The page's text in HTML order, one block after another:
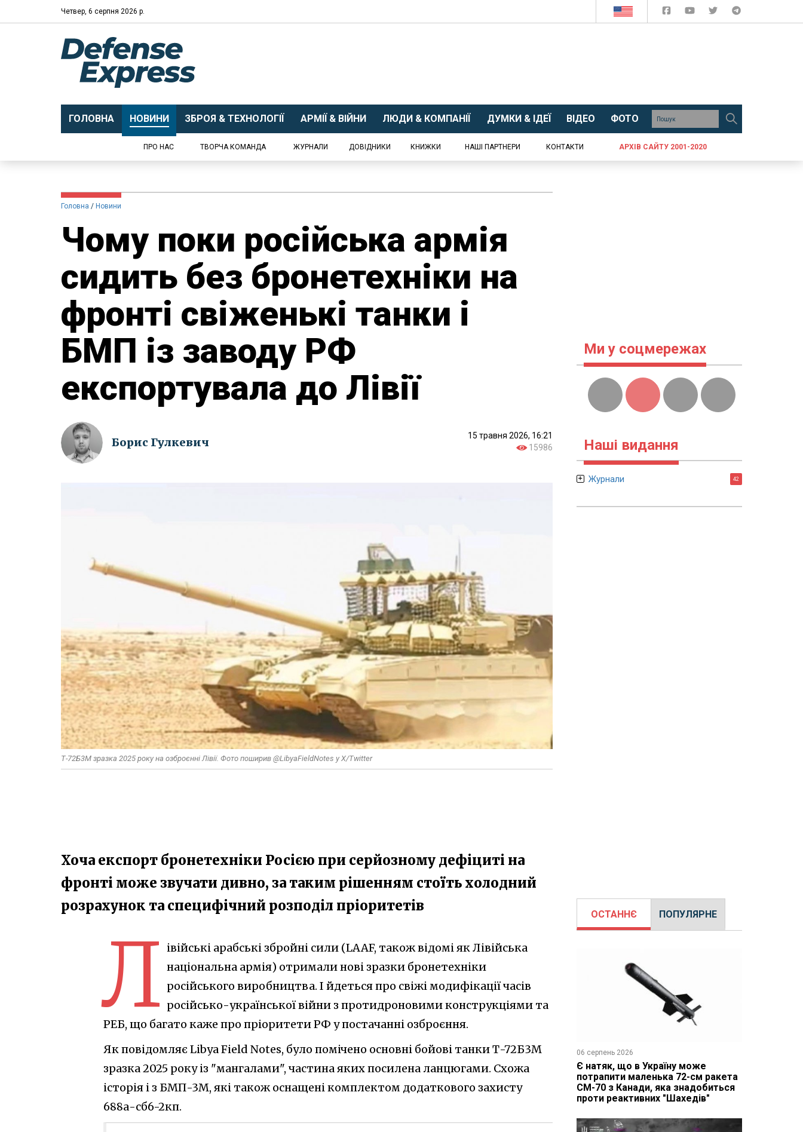
Четвер, 6 серпня 2026 р.
ГОЛОВНА НОВИНИ ЗБРОЯ & ТЕХНОЛОГІЇ АРМІЇ & ВІЙНИ ЛЮДИ & КОМПАНІЇ ДУМКИ & ІДЕЇ ВІДЕО ФОТО
ПРО НАС ТВОРЧА КОМАНДА ЖУРНАЛИ ДОВІДНИКИ КНИЖКИ НАШІ ПАРТНЕРИ КОНТАКТИ АРХІВ САЙТУ 2001-2020
Головна Новини
Чому поки російська армія
сидить без бронетехніки на
фронті свіженькі танки і
БМП із заводу РФ
експортувала до Лівії
Борис Гулкевич
15 травня 2026, 16:21
15986
Т-72Б3М зразка 2025 року на озброєнні Лівії. Фото поширив @LibyaFieldNotes у X/Twitter
Хоча експорт бронетехніки Росією при серйозному дефіциті на
фронті може звучати дивно, за таким рішенням стоїть холодний
розрахунок та специфічний розподіл пріоритетів
Л івійські арабські збройні сили (LAAF, також відомі як Лівійська
національна армія) отримали нові зразки бронетехніки
російського виробництва. І йдеться про свіжі модифікації часів
російсько-української війни з протидроновими конструкціями та
РЕБ, що багато каже про пріоритети РФ у постачанні озброєння.
Як повідомляє Libya Field Notes, було помічено основні бойові танки Т-72Б3М
зразка 2025 року із "мангалами", частина яких посилена ланцюгами. Схожа
історія і з БМП-3М, які також оснащені комплектом додаткового захисту
688а-сб6-2кп.
Ми у соцмережах
Наші видання
Журнали 42
ОСТАННЄ ПОПУЛЯРНЕ
06 серпень 2026
Є натяк, що в Україну може
потрапити маленька 72-см ракета
CM-70 з Канади, яка знадобиться
проти реактивних "Шахедів"